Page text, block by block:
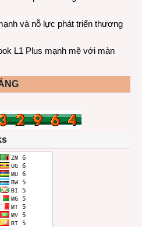
và nỗ lực phát triển thương
L1 Plus mạnh mẽ với màn